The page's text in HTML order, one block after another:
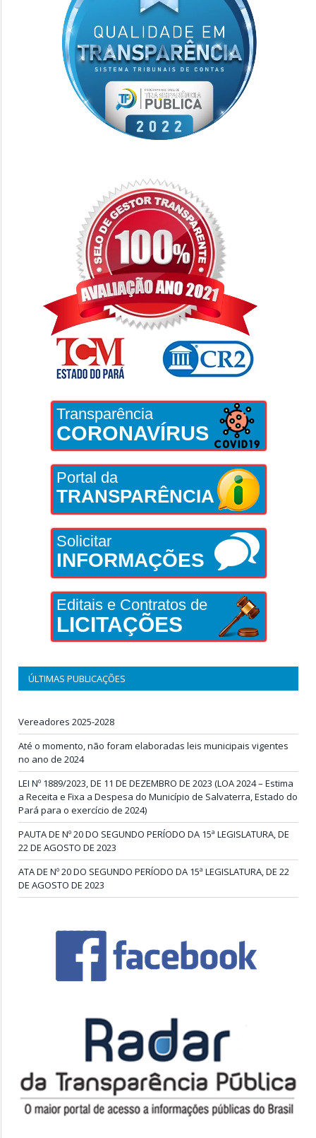
Transparência
CORONAVÍRUS
Portal da
TRANSPARÊNCIA
Solicitar
INFORMAÇÕES
Editais e Contratos de
LICITAÇÕES
ÚLTIMAS PUBLICAÇÕES
Vereadores 2025-2028
Até o momento, não foram elaboradas leis municipais vigentes
no ano de 2024
LEI Nº 1889/2023, DE 11 DE DEZEMBRO DE 2023 (LOA 2024 – Estima
a Receita e Fixa a Despesa do Município de Salvaterra, Estado do
Pará para o exercício de 2024)
PAUTA DE Nº 20 DO SEGUNDO PERÍODO DA 15ª LEGISLATURA, DE
22 DE AGOSTO DE 2023
ATA DE Nº 20 DO SEGUNDO PERÍODO DA 15ª LEGISLATURA, DE 22
DE AGOSTO DE 2023